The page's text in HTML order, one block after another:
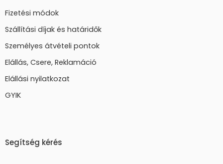
Fizetési módok
Szállítási díjak és határidők
Személyes átvételi pontok
Elállás, Csere, Reklamáció
Elállási nyilatkozat
GYIK
Segítség kérés